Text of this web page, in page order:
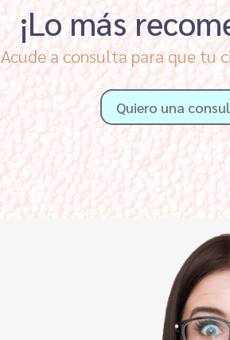
¡Lo más
Acude a consulta para que tu
Quiero una